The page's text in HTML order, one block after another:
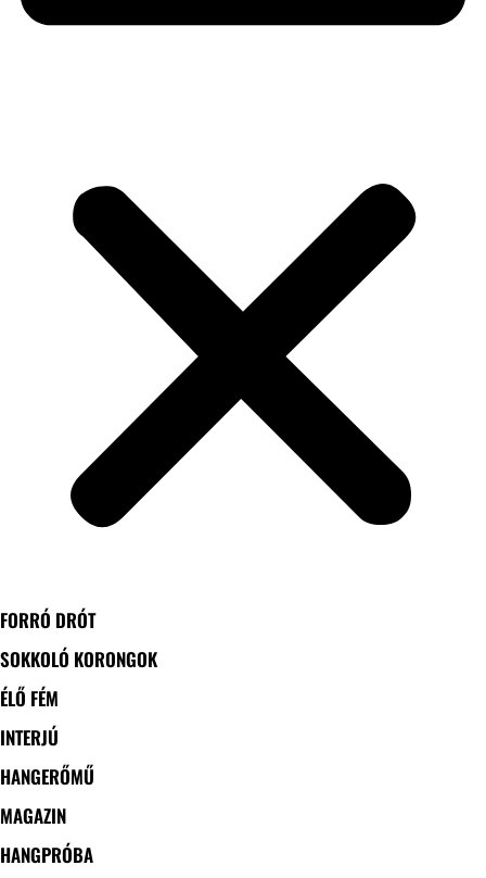
FORRÓ DRÓT
SOKKOLÓ KORONGOK
ÉLŐ FÉM
INTERJÚ
HANGERŐMŰ
MAGAZIN
HANGPRÓBA